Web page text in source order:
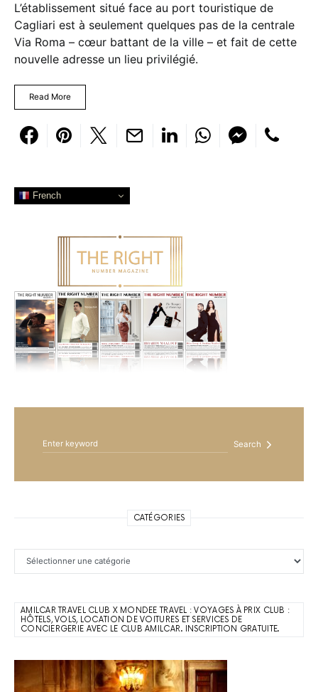
L’établissement situé face au port touristique de
Cagliari est à seulement quelques pas de la centrale
Via Roma – cœur battant de la ville – et fait de cette
nouvelle adresse un lieu privilégié.
Read More
French
Search
CATÉGORIES
AMILCAR TRAVEL CLUB X MONDEE TRAVEL : VOYAGES À PRIX CLUB :
HÔTELS, VOLS, LOCATION DE VOITURES ET SERVICES DE
CONCIERGERIE AVEC LE CLUB AMILCAR. INSCRIPTION GRATUITE.